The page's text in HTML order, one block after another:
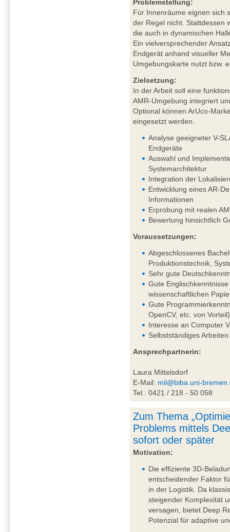
Problemstellung:
Für Innenräume eignen sich
der Regel nicht. Stattdessen
die auch in dynamischen
Ein vielversprechender
Endgerät anhand visueller
Umgebungskarte nutzt bzw.
Zielsetzung:
In der Arbeit soll eine
AMR-Umgebung integriert
Optional können ArUco-
eingesetzt werden.
Analyse geeigneter V-
Endgeräte
Auswahl und
Systemarchitektur
Integration der
Entwicklung eines AR-
Informationen
Erprobung mit realen
Bewertung hinsichtlich
Voraussetzungen:
Abgeschlossenes
Produktionstechnik,
Sehr gute
Gute
wissenschaftlichen
Gute
OpenCV, etc. von Vorteil)
Interesse an Computer
Selbstständiges
Ansprechpartnerin:
Laura Mittelsdorf
E-Mail: mil@biba.uni-
Tel.: 0421 / 218 - 50 058
Zum Thema
Problems mittels
sofort oder später
Motivation:
Die effiziente 3D-
entscheidender Faktor
in der Logistik. Da
steigender Komplexität
versagen, bietet Deep
Potenzial für adaptive